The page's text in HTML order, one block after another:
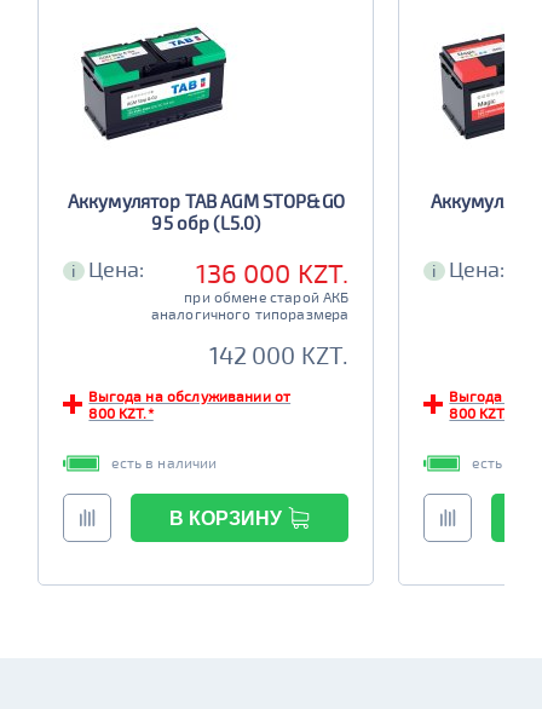
Аккумулятор TAB AGM STOP&GO
95 обр (L5.0)
i Цена: 136 000 KZT.
при обмене старой АКБ
аналогичного типоразмера
142 000 KZT.
Выгода на обслуживании от
800 KZT.*
есть в наличии
В КОРЗИНУ
i Цена:
Выгода на
800 KZT.*
есть в